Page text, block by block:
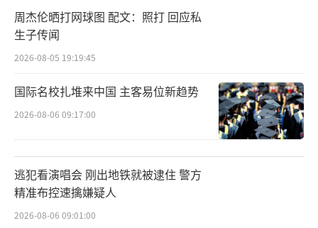
周杰伦晒打网球图 配文：照打 回应私
生子传闻
2026-08-05 19:19:45
国际名校扎堆来中国 主客易位新趋势
2026-08-06 09:17:00
逃犯看演唱会 刚出地铁就被逮住 警方
精准布控速擒嫌疑人
2026-08-06 09:01:00